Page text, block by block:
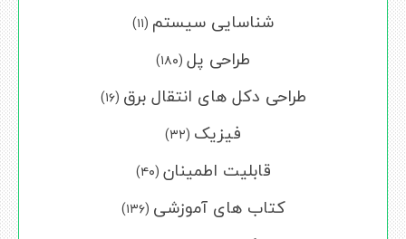
شناسایی سیستم (۱۱)
طراحی پل (۱۸۰)
طراحی دکل های انتقال برق (۱۶)
فیزیک (۳۲)
قابلیت اطمینان (۴۰)
کتاب های آموزشی (۱۳۶)